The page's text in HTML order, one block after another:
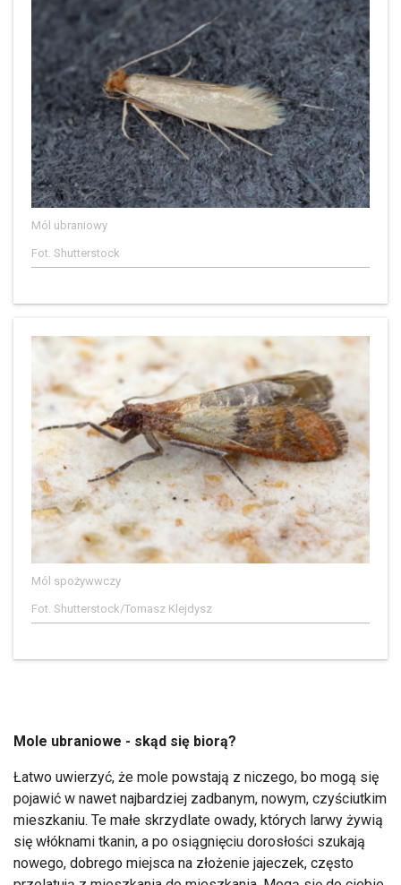
Mól ubraniowy
Fot. Shutterstock
Mól spożywwczy
Fot. Shutterstock/Tomasz Klejdysz
Mole ubraniowe - skąd się biorą?
Łatwo uwierzyć, że mole powstają z niczego, bo mogą się
pojawić w nawet najbardziej zadbanym, nowym, czyściutkim
mieszkaniu. Te małe skrzydlate owady, których larwy żywią
się włóknami tkanin, a po osiągnięciu dorosłości szukają
nowego, dobrego miejsca na złożenie jajeczek, często